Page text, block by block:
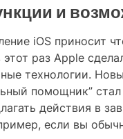
и
iOS приносит
раз Apple
технологии.
помощник”
действия в
если вы